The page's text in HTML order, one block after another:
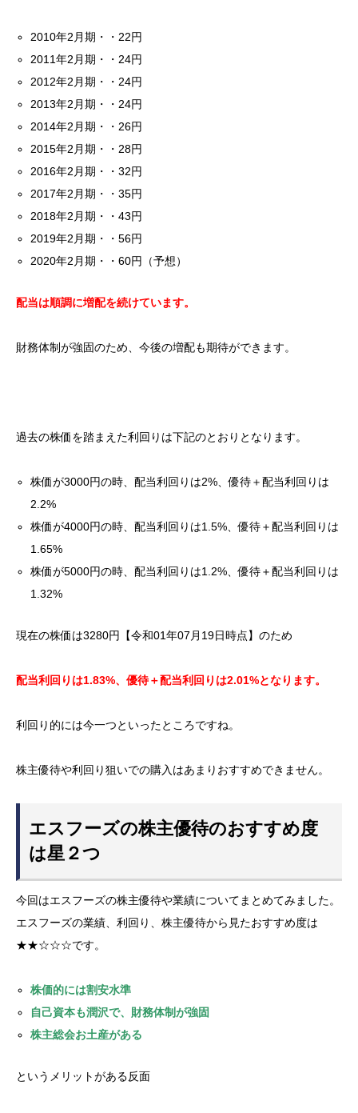
2010年2月期・・22円
2011年2月期・・24円
2012年2月期・・24円
2013年2月期・・24円
2014年2月期・・26円
2015年2月期・・28円
2016年2月期・・32円
2017年2月期・・35円
2018年2月期・・43円
2019年2月期・・56円
2020年2月期・・60円（予想）
配当は順調に増配を続けています。
財務体制が強固のため、今後の増配も期待ができます。
過去の株価を踏まえた利回りは下記のとおりとなります。
株価が3000円の時、配当利回りは2%、優待＋配当利回りは
2.2%
株価が4000円の時、配当利回りは1.5%、優待＋配当利回りは
1.65%
株価が5000円の時、配当利回りは1.2%、優待＋配当利回りは
1.32%
現在の株価は3280円【令和01年07月19日時点】のため
配当利回りは1.83%、優待＋配当利回りは2.01%となります。
利回り的には今一つといったところですね。
株主優待や利回り狙いでの購入はあまりおすすめできません。
エスフーズの株主優待のおすすめ度
は星２つ
今回はエスフーズの株主優待や業績についてまとめてみました。
エスフーズの業績、利回り、株主優待から見たおすすめ度は
★★☆☆☆です。
株価的には割安水準
自己資本も潤沢で、財務体制が強固
株主総会お土産がある
というメリットがある反面